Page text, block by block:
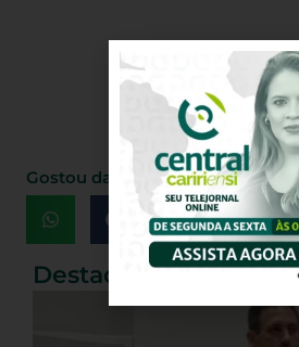
Gostou da matéria, Compartilhe!
Destaques